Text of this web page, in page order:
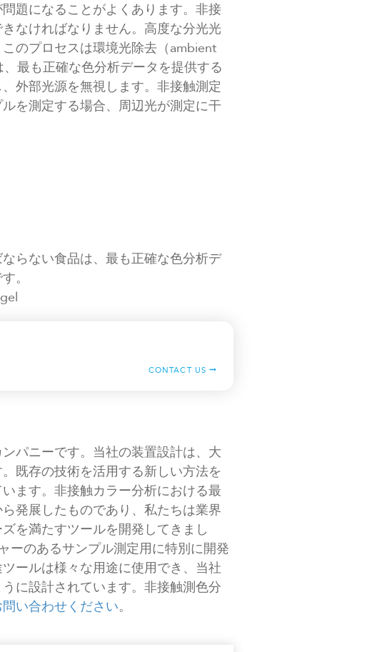
題になることがよくあります。非接
なければなりません。高度な分光光
のプロセスは環境光除去（ambient
最も正確な色分析データを提供する
外部光源を無視します。非接触測定
を測定する場合、周辺光が測定に干
らない食品は、最も正確な色分析デ
。
CONTACT US
パニーです。当社の装置設計は、大
既存の技術を活用する新しい方法を
ます。非接触カラー分析における最
発展したものであり、私たちは業界
を満たすツールを開発してきまし
ーのあるサンプル測定用に特別に開発
ールは様々な用途に使用でき、当社
に設計されています。非接触測色分
い合わせください。